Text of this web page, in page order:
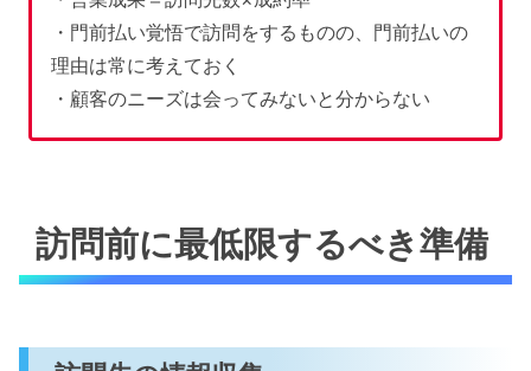
・門前払い覚悟で訪問をするものの、門前払いの
理由は常に考えておく
・顧客のニーズは会ってみないと分からない
訪問前に最低限するべき準備